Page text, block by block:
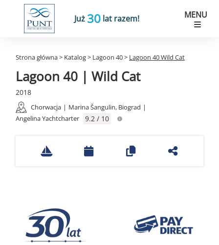
Już 30 lat razem! MENU
Strona główna> Katalog> Lagoon 40> Lagoon 40 Wild Cat
Lagoon 40 | Wild Cat
2018
Chorwacja | Marina Šangulin, Biograd |
Angelina Yachtcharter
9.2 / 10